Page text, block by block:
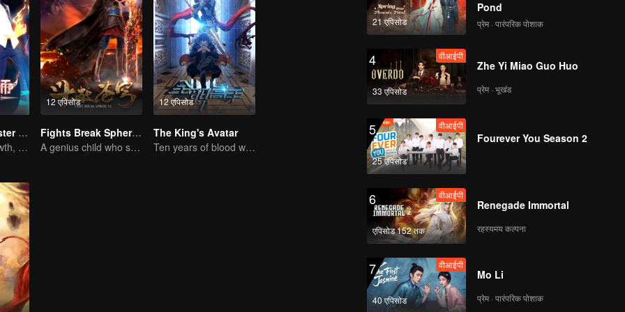
Full-Time Magister SS1
The Way to Growth, Encouragement and Self-improvement
12 एपिसोड
Fights Break Sphere S1
A genius child who suddenly loses all his powers
12 एपिसोड
The King's Avatar
Ten years of blood writing esports brilliant
21 एपिसोड
Pond
प्रेम · पारंपरिक पोशाक
4
33 एपिसोड
वीआईपी
Zhe Yi Miao Guo Huo
प्रेम · भूखंड
5
25 एपिसोड
वीआईपी
Fourever You Season 2
6
एपिसोड 152 तक
वीआईपी
Renegade Immortal
रहस्यमय कल्पना
7
40 एपिसोड
वीआईपी
Mo Li
प्रेम · पारंपरिक पोशाक